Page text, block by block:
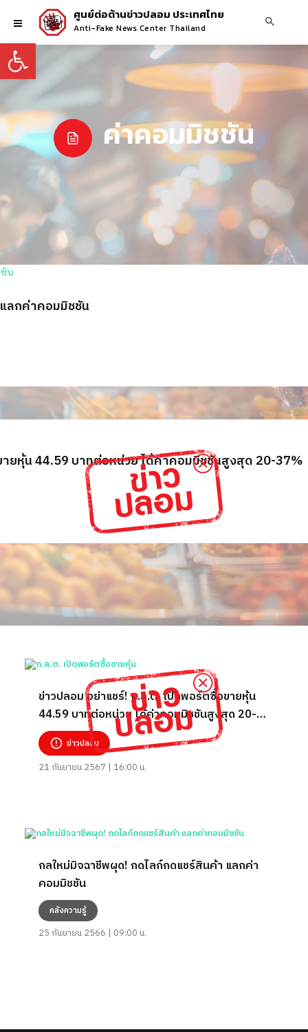
Open toolbar
ศูนย์ต่อต้านข่าวปลอม ประเทศไทย
Anti-Fake News Center Thailand
ค่าคอมมิชชัน
ลกค่าคอมมิชชัน
ยหุ้น 44.59 บาทต่อหน่วย ได้ค่าคอมมิชชันสูงสุด 20-37%
ข่าวปลอม อย่าแชร์! ก.ล.ต. เปิดพอร์ตซื้อขายหุ้น
44.59 บาทต่อหน่วย ได้ค่าคอมมิชชันสูงสุด 20-
37%
ข่าวปลอม
21 กันยายน 2567 | 16:00 น.
กลใหม่มิจฉาชีพผุด! กดไลก์กดแชร์สินค้า แลกค่า
คอมมิชชัน
คลังความรู้
25 กันยายน 2566 | 09:00 น.